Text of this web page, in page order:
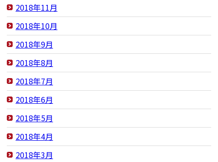
2018年11月
2018年10月
2018年9月
2018年8月
2018年7月
2018年6月
2018年5月
2018年4月
2018年3月